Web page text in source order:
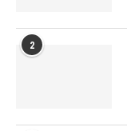
2